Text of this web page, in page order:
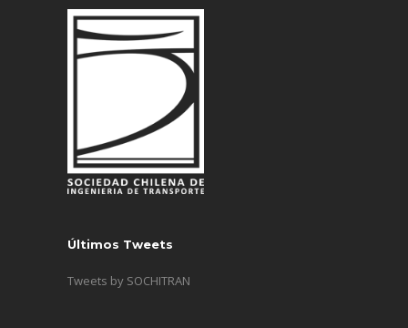
Últimos Tweets
Tweets by SOCHITRAN